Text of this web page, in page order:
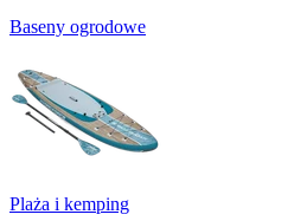
Baseny ogrodowe
Plaża i kemping